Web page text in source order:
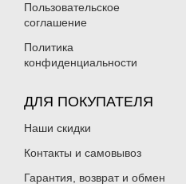
Пользовательское
соглашение
Политика
конфиденциальности
ДЛЯ ПОКУПАТЕЛЯ
Наши скидки
Контакты и самовывоз
Гарантия, возврат и обмен